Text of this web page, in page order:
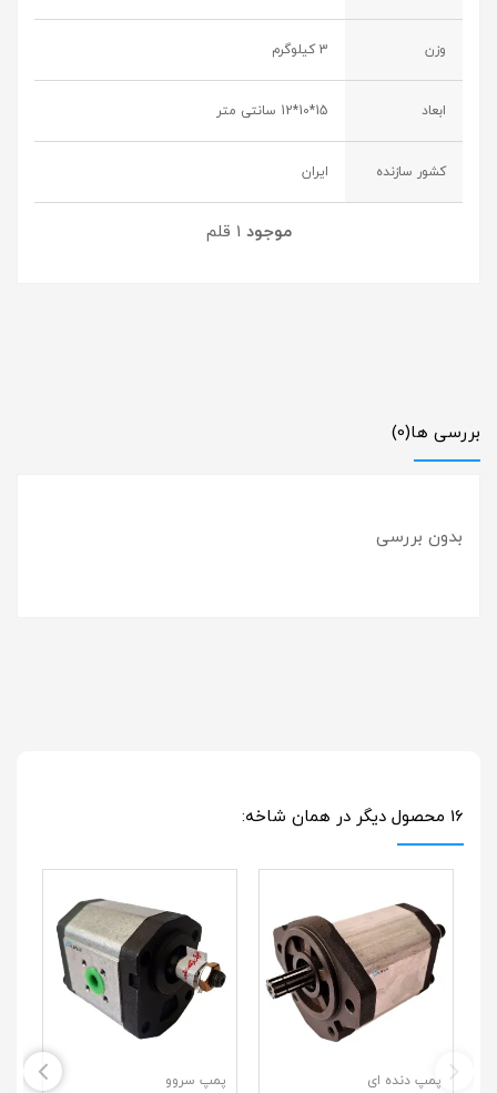
وزن 3 کیلوگرم
ابعاد 15*10*12 سانتی متر
کشور سازنده ایران
موجود 1 قلم
بررسی ها(0)
بدون بررسی
16 محصول دیگر در همان شاخه:
پمپ دنده ای پمپ سروو